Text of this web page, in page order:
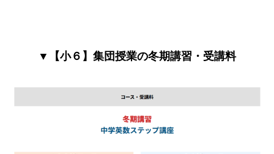
▼【小６】集団授業の冬期講習・受講料